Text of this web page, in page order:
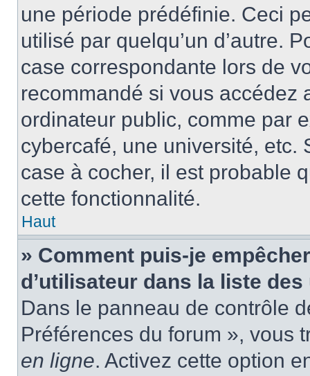
une période prédéfinie. Ceci
utilisé par quelqu’un d’autre.
case correspondante lors de
recommandé si vous accédez
ordinateur public, comme par
cybercafé, une université, etc.
case à cocher, il est probable
cette fonctionnalité.
Haut
» Comment puis-je
d’utilisateur dans la liste
Dans le panneau de contrôle
Préférences du forum », vous
en ligne. Activez cette option